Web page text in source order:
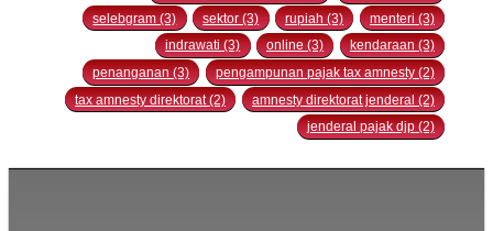
selebgram (3)
sektor (3) rupiah (3)
menteri (3)
indrawati (3)
online (3)
kendaraan (3)
penanganan (3)
pengampunan pajak tax amnesty (2)
tax amnesty direktorat (2)
amnesty direktorat jenderal (2)
jenderal pajak djp (2)